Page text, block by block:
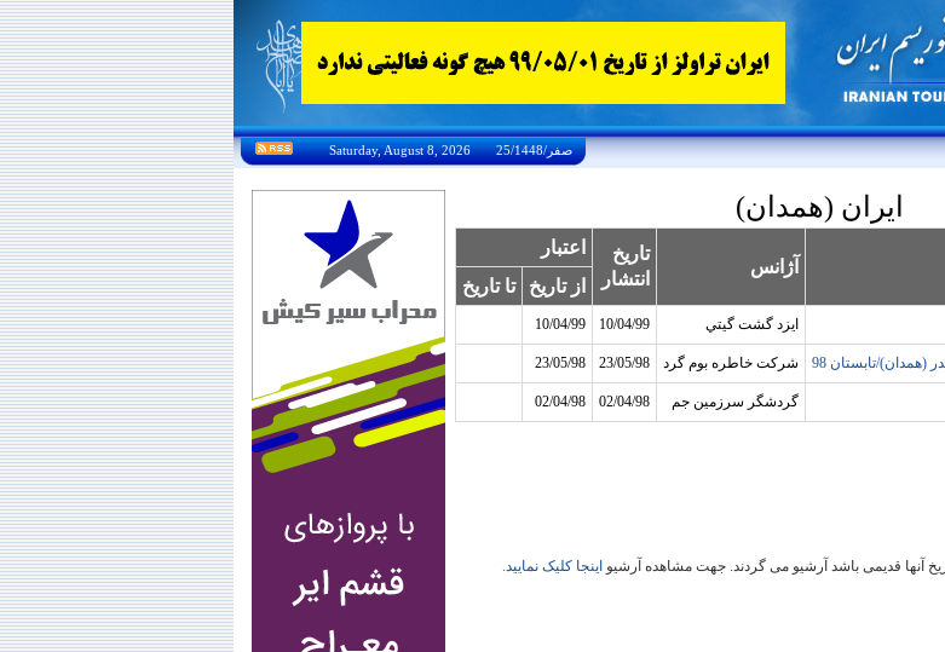
Saturday, August 8, 2026 25/صفر/1448
ايران (همدان)
آژانس
تاريخ
انتشار
اعتبار
از تاريخ
تا تاریخ
ايزد گشت گيتي 10/04/99
10/04/99
(همدان)/تابستان 98 شرکت خاطره بوم گرد 23/05/98
23/05/98
گردشگر سرزمين جم 02/04/98
02/04/98
آنها قدیمی باشد آرشیو می گردند. جهت مشاهده آرشیو اینجا کلیک نمایید.